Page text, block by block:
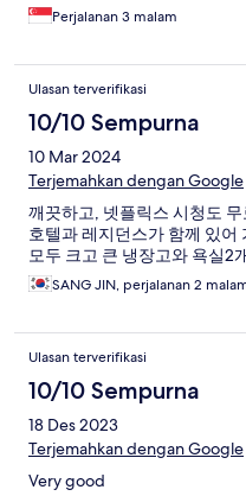
Perjalanan 3 malam
Ulasan terverifikasi
10/10 Sempurna
10 Mar 2024
Terjemahkan dengan Google
깨끗하고, 넷플릭스 시청도
호텔과 레지던스가 함께 있어
모두 크고 큰 냉장고와 욕실2
SANG JIN, perjalanan 2
Ulasan terverifikasi
10/10 Sempurna
18 Des 2023
Terjemahkan dengan Google
Very good